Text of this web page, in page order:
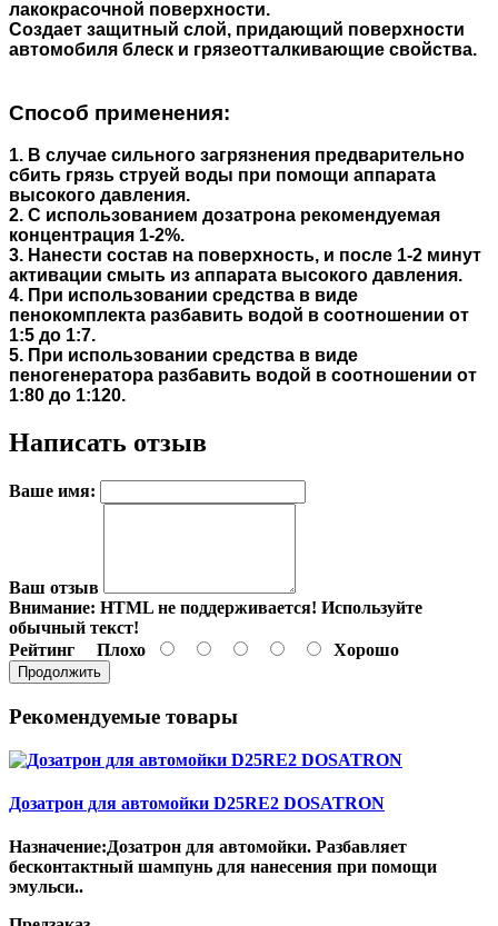
лакокрасочной поверхности.
Создает защитный слой, придающий поверхности
автомобиля блеск и грязеотталкивающие свойства.
Способ применения:
1. В случае сильного загрязнения предварительно
сбить грязь струей воды при помощи аппарата
высокого давления.
2. С использованием дозатрона рекомендуемая
концентрация 1-2%.
3. Нанести состав на поверхность, и после 1-2 минут
активации смыть из аппарата высокого давления.
4. При использовании средства в виде
пенокомплекта разбавить водой в соотношении от
1:5 до 1:7.
5. При использовании средства в виде
пеногенератора разбавить водой в соотношении от
1:80 до 1:120.
Написать отзыв
Ваше имя:
Ваш отзыв
Внимание: HTML не поддерживается! Используйте
обычный текст!
Рейтинг Плохо Хорошо
Продолжить
Рекомендуемые товары
Дозатрон для автомойки D25RE2 DOSATRON
Назначение:Дозатрон для автомойки. Разбавляет
бесконтактный шампунь для нанесения при помощи
эмульси..